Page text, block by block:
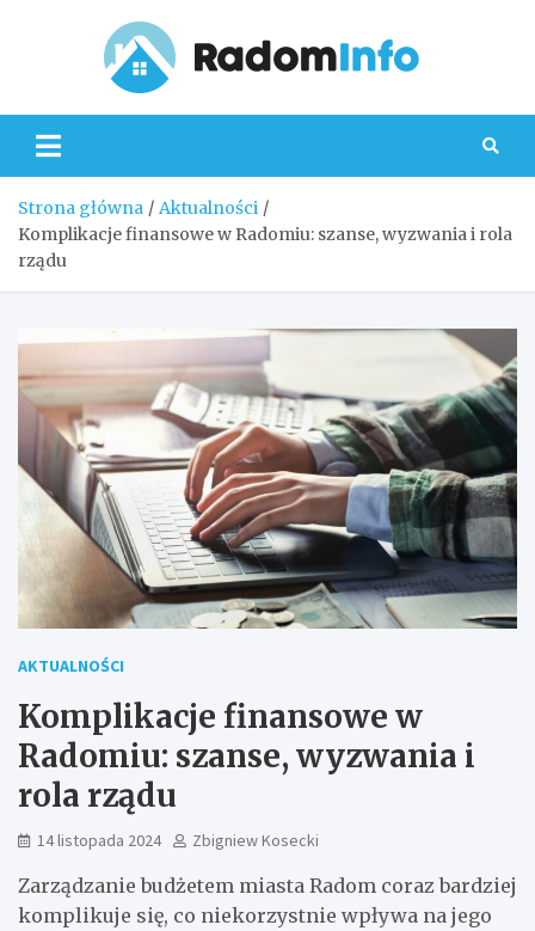
Strona główna
Aktualności
Komplikacje finansowe w Radomiu: szanse, wyzwania i rola
rządu
AKTUALNOŚCI
Komplikacje finansowe w
Radomiu: szanse, wyzwania i
rola rządu
14 listopada 2024 Zbigniew Kosecki
Zarządzanie budżetem miasta Radom coraz bardziej
komplikuje się, co niekorzystnie wpływa na jego